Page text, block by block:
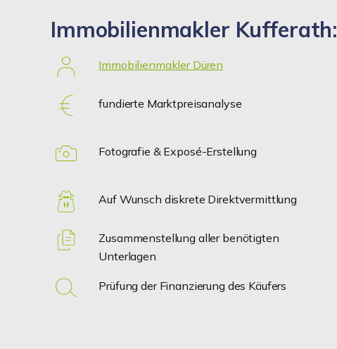
Immobilienmakler
Immobilienmakler Düren
fundierte Marktpreisanalyse
Fotografie & Exposé-Erstellung
Auf Wunsch diskrete Direktvermittlung
Zusammenstellung aller benötigten
Unterlagen
Prüfung der Finanzierung des Käufers